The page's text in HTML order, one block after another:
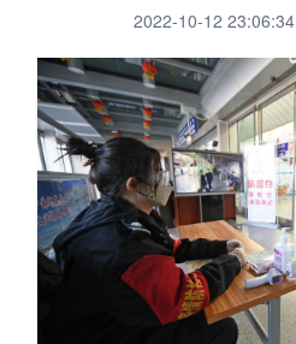
科技 科创
文化 书画
访谈 视频
法律 中央文件
人居
2022-10-12 23:06:34